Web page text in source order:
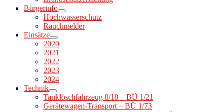
Bürgerinfo
Hochwasserschutz
Rauchmelder
Einsätze
2020
2021
2022
2023
2024
Technik
Tanklöschfahrzeug 8/18 – BÜ 1/21
Gerätewagen-Transport – BÜ 1/73